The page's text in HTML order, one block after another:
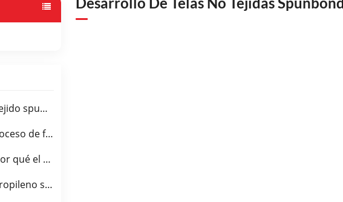
campo médico.
spunbond de PP
es la opción perfecta.
drenaje y erosión.